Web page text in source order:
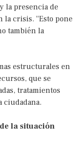
la presencia de
la crisis. “Esto pone
también la
estructurales en
que se
tratamientos
ciudadana.
la situación